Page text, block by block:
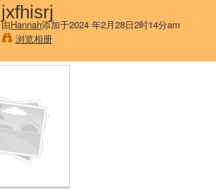
jxfhisrj
由Hannah添加于2024 年2月28日2时14分am
浏览相册